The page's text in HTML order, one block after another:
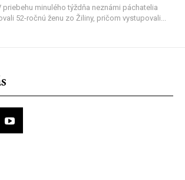
priebehu minulého týždňa neznámi páchatelia
52-ročnú ženu zo Žiliny, pričom vystupovali...